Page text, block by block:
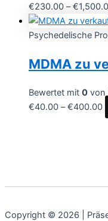
€230.00 –€
Psychedelische
MDMA zu
Bewertet mit 0 von
€40.00 –€400.00
Copyright © 2026 |